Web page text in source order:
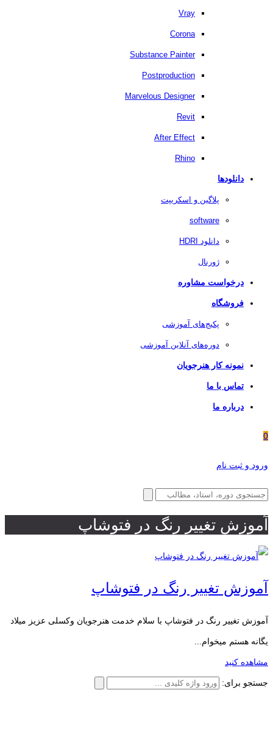
Vray
Corona
Substance Painter
Postproduction
Marvelous Designer
Revit
After Effect
Rhino
دانلودها
پلاگین و اسکریپت
software
دانلود HDRI
ژورنال
درخواست مشاوره
فروشگاه
پکیج‌های آموزشی
دوره‌های آنلاین آموزشی
نمونه کار هنرجویان
تماس با ما
درباره ما
0
ورود و ثبت نام
آموزش تغییر رنگ در فتوشاپ
آموزش تغییر رنگ در فتوشاپ
آموزش تغییر رنگ در فتوشاپ با سلام خدمت هنرجویان وکسلی عزیز میلاد
یگانه هستم میخوام...
مشاهده کنید
جستجو برای: